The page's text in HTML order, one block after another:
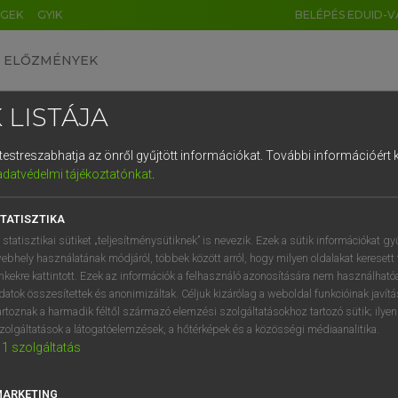
GYIK BELÉPÉS EDUID-
ELŐZMÉNYEK
szótár
VAN ELŐFIZETÉSED?
megtekintéséhez.
LISTÁJA
az önről gyűjtött információkat. További információért
tájékoztatónkat.
statisztikai sütiket „teljesítménysütiknek” is nevezik. Ezek a sütik információkat
használatának módjáról, többek között arról, hogy milyen oldalakat keresett
kattintott. Ezek az információk a felhasználó azonosítására nem
összesítettek és anonimizáltak. Céljuk kizárólag a weboldal funkcióinak
a harmadik féltől származó elemzési szolgáltatásokhoz tartozó sütik;
a látogatóelemzések, a hőtérképek és a közösségi médiaanalitika.
1 szolgáltatás
DE CN FR ES IT NL
1 2 3 4 5 6 7 8 9
q w e r t z u i
a s d f g h j k l é
í y x c v b n m , .